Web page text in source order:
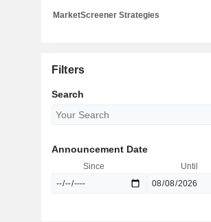
MarketScreener Strategies
Filters
Search
Announcement Date
Since Until